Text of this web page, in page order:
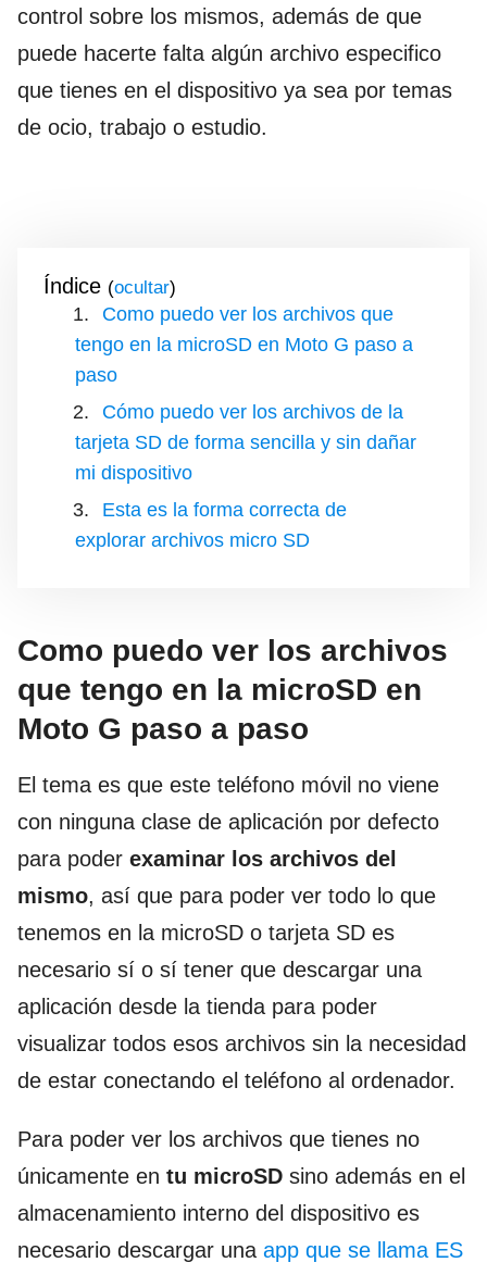
control sobre los mismos, además de que
puede hacerte falta algún archivo especifico
que tienes en el dispositivo ya sea por temas
de ocio, trabajo o estudio.
Índice ( )
Como puedo ver los archivos que
tengo en la microSD en Moto G paso a
paso
Cómo puedo ver los archivos de la
tarjeta SD de forma sencilla y sin dañar
mi dispositivo
Esta es la forma correcta de
explorar archivos micro SD
Como puedo ver los archivos
que tengo en la microSD en
Moto G paso a paso
El tema es que este teléfono móvil no viene
con ninguna clase de aplicación por defecto
para poder examinar los archivos del
mismo, así que para poder ver todo lo que
tenemos en la microSD o tarjeta SD es
necesario sí o sí tener que descargar una
aplicación desde la tienda para poder
visualizar todos esos archivos sin la necesidad
de estar conectando el teléfono al ordenador.
Para poder ver los archivos que tienes no
únicamente en tu microSD sino además en el
almacenamiento interno del dispositivo es
necesario descargar una app que se llama ES